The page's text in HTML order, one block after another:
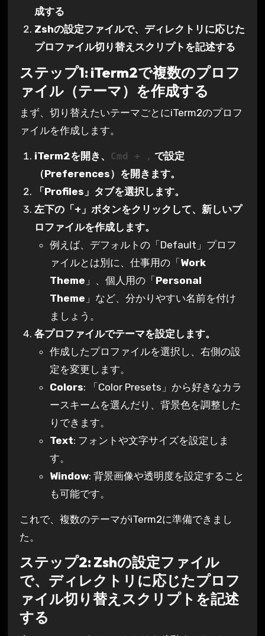
成する
Zshの設定ファイルで、ディレクトリに応じた
プロファイル切り替えスクリプトを記述する
ステップ1: iTerm2で複数のプロフ
ァイル（テーマ）を作成する
まず、切り替えたいテーマごとにiTerm2のプロフ
ァイルを作成します。
iTerm2を開き、 Cmd + , で設定
（Preferences）を開きます。
「Profiles」タブを選択します。
左下の「+」ボタンをクリックして、新しいプ
ロファイルを作成します。
例えば、デフォルトの「Default」プロフ
ァイルとは別に、仕事用の「Work
Theme 」、個人用の「Personal
Theme 」など、分かりやすい名前を付け
ましょう。
各プロファイルでテーマを設定します。
作成したプロファイルを選択し、右側の設
定を変更します。
Colors: 「Color Presets」から好きなカラ
ースキームを選んだり、背景色を調整した
りできます。
Text: フォントや文字サイズを設定しま
す。
Window: 背景画像や透明度を設定すること
も可能です。
これで、複数のテーマがiTerm2に準備できまし
た。
ステップ2: Zshの設定ファイル
で、ディレクトリに応じたプロフ
ァイル切り替えスクリプトを記述
する